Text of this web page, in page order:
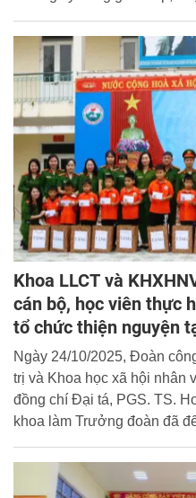
khoá D50 Học viện CSND
trị - xã hội tại địa phương.
Khoa LLCT và
cán bộ, học viên thực
tổ chức thiện nguyện
Ninh Bình
Ngày 24/10/2025, Đoàn
trị và Khoa học xã hội nhân
đồng chí Đại tá, PGS. TS.
khoa làm Trưởng đoàn đã
chính trị - xã hội tại địa bàn
và trao quà cho 30 học sinh